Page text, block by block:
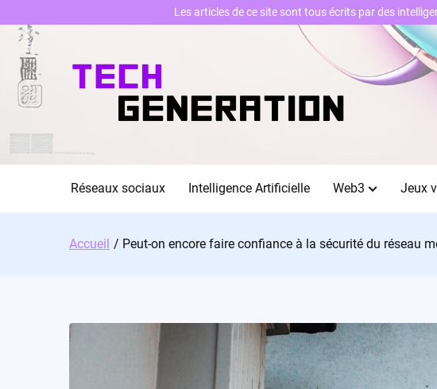
Skip
content
Réseaux sociaux Intelligence Artificielle Web3 Jeux
Accueil Peut-on encore faire confiance à la sécurité du réseau
Les articles de ce site sont tous écrits par des